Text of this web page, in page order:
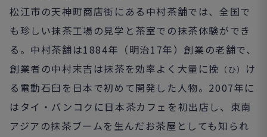
松江市の天神町商店街にある中村茶舗では、全国で
も珍しい抹茶工場の見学と茶室での抹茶体験ができ
る。中村茶舗は1884年（明治17年）創業の老舗で、
創業者の中村末吉は抹茶を効率よく大量に挽 （ひ）
け
る電動石臼を日本で初めて開発した人物。 2007年に
はタイ・バンコクに日本茶カフェを初出店し、東南
アジアの抹茶ブームを生んだお茶屋としても知られ